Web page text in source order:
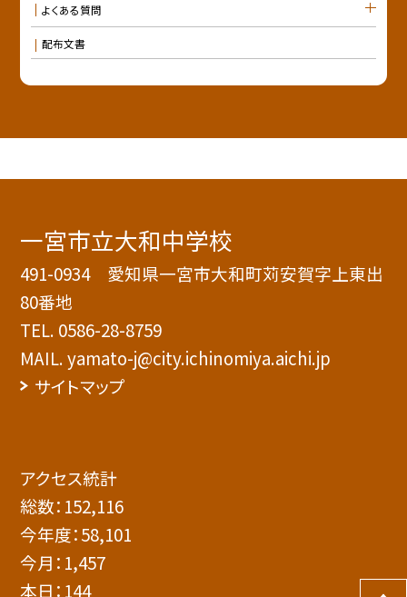
よくある質問
配布文書
一宮市立大和中学校
491-0934 愛知県一宮市大和町苅安賀字上東出
80番地
TEL. 0586-28-8759
MAIL. yamato-j@city.ichinomiya.aichi.jp
サイトマップ
アクセス統計
総数： 152,116
今年度：58,101
今月： 1,457
本日： 144